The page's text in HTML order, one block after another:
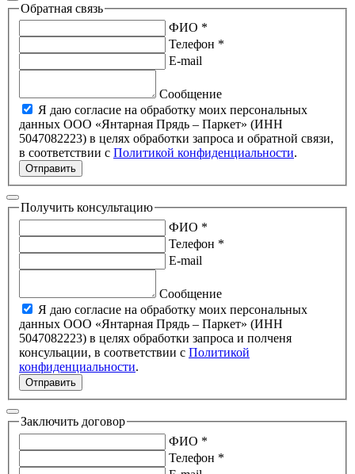
Обратная связь
ФИО *
Телефон *
E-mail
Сообщение
Я даю согласие на обработку моих персональных
данных ООО «Янтарная Прядь – Паркет» (ИНН
5047082223) в целях обработки запроса и обратной связи,
в соответствии с Политикой конфиденциальности.
Отправить
Получить консультацию
ФИО *
Телефон *
E-mail
Сообщение
Я даю согласие на обработку моих персональных
данных ООО «Янтарная Прядь – Паркет» (ИНН
5047082223) в целях обработки запроса и полченя
консульации, в соответствии с Политикой
конфиденциальности.
Отправить
Заключить договор
ФИО *
Телефон *